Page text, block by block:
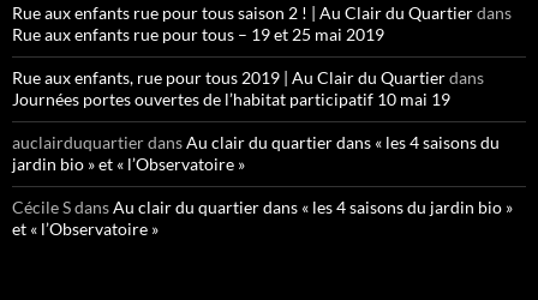
Rue aux enfants rue pour tous saison 2 ! | Au Clair du Quartierdans
Rue aux enfants rue pour tous – 19 et 25 mai 2019
Rue aux enfants, rue pour tous 2019 | Au Clair du Quartierdans
Journées portes ouvertes de l’habitat participatif 10 mai 19
auclairduquartierdansAu clair du quartier dans « les 4 saisons du
jardin bio » et « l’Observatoire »
Cécile SdansAu clair du quartier dans « les 4 saisons du jardin bio »
et « l’Observatoire »